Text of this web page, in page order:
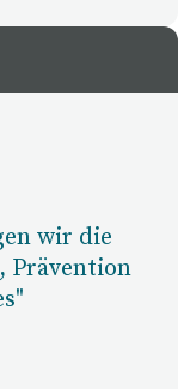
wir die
Prävention